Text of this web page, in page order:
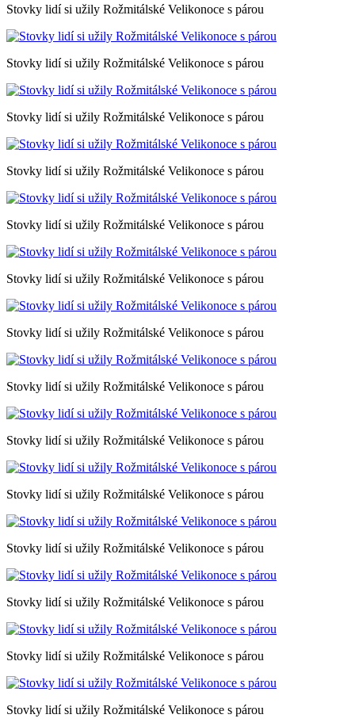
Stovky lidí si užily Rožmitálské Velikonoce s párou
Stovky lidí si užily Rožmitálské Velikonoce s párou
Stovky lidí si užily Rožmitálské Velikonoce s párou
Stovky lidí si užily Rožmitálské Velikonoce s párou
Stovky lidí si užily Rožmitálské Velikonoce s párou
Stovky lidí si užily Rožmitálské Velikonoce s párou
Stovky lidí si užily Rožmitálské Velikonoce s párou
Stovky lidí si užily Rožmitálské Velikonoce s párou
Stovky lidí si užily Rožmitálské Velikonoce s párou
Stovky lidí si užily Rožmitálské Velikonoce s párou
Stovky lidí si užily Rožmitálské Velikonoce s párou
Stovky lidí si užily Rožmitálské Velikonoce s párou
Stovky lidí si užily Rožmitálské Velikonoce s párou
Stovky lidí si užily Rožmitálské Velikonoce s párou